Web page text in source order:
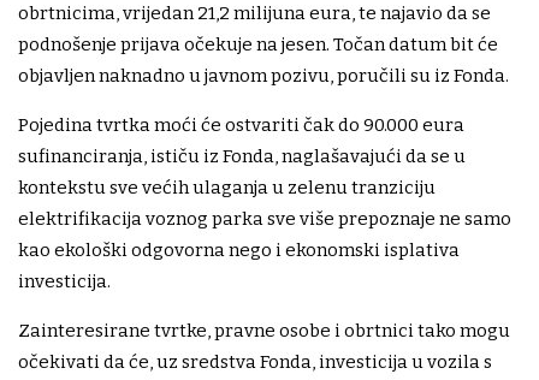
obrtnicima, vrijedan 21,2 milijuna eura, te najavio da se
podnošenje prijava očekuje na jesen. Točan datum bit će
objavljen naknadno u javnom pozivu, poručili su iz Fonda.
Pojedina tvrtka moći će ostvariti čak do 90.000 eura
sufinanciranja, ističu iz Fonda, naglašavajući da se u
kontekstu sve većih ulaganja u zelenu tranziciju
elektrifikacija voznog parka sve više prepoznaje ne samo
kao ekološki odgovorna nego i ekonomski isplativa
investicija.
Zainteresirane tvrtke, pravne osobe i obrtnici tako mogu
očekivati da će, uz sredstva Fonda, investicija u vozila s